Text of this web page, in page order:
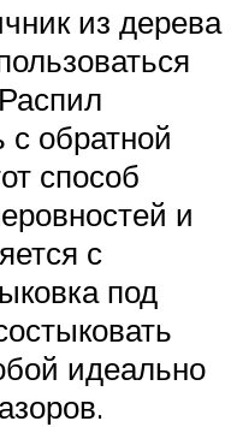
из дерева
с обратной
способ
и
с
под
идеально